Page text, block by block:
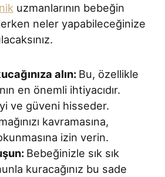
uzmanlarının bebeğin
neler yapabileceğinize
alın: Bu, özellikle
en önemli ihtiyacıdır.
ve güveni hisseder.
kavramasına,
izin verin.
Bebeğinizle sık sık
kuracağınız bu sade